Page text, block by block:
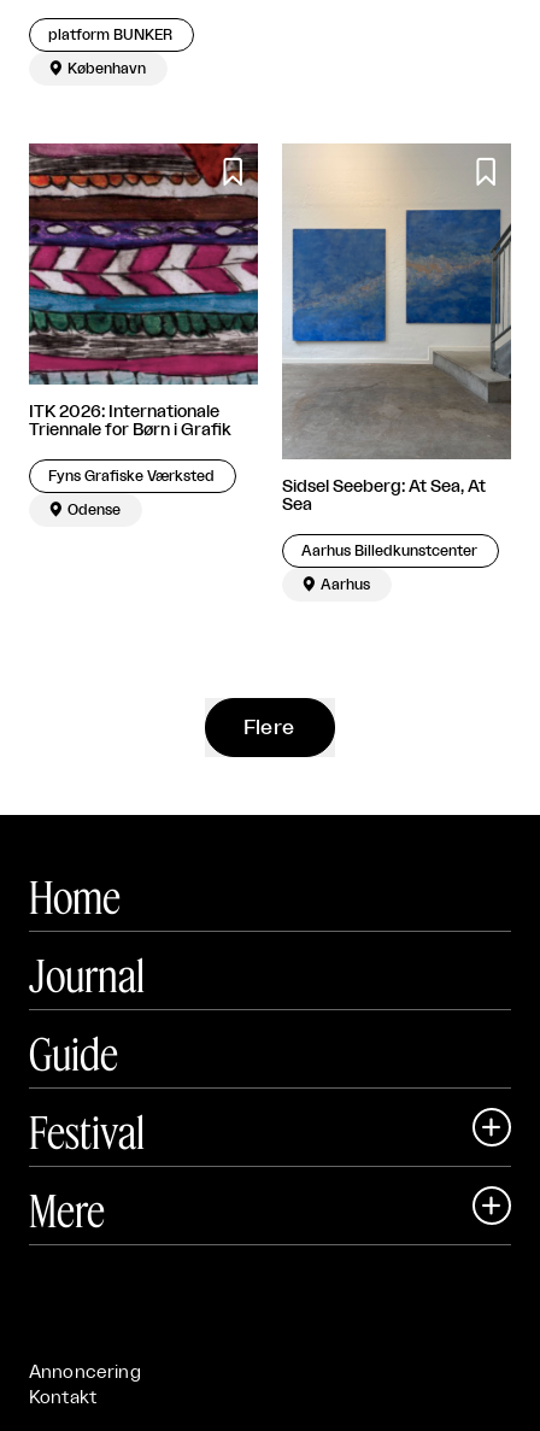
platform BUNKER
 København

ITK 2026: Internationale
Triennale for Børn i Grafik
Fyns Grafiske Værksted
 Odense

Sidsel Seeberg: At Sea, At
Sea
Aarhus Billedkunstcenter
 Aarhus
Flere
Home
Journal
Guide
Festival

 Art Matter Festival
Mere 
Annoncering
Kontakt